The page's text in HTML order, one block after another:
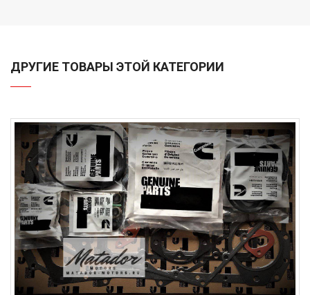
ДРУГИЕ ТОВАРЫ ЭТОЙ КАТЕГОРИИ